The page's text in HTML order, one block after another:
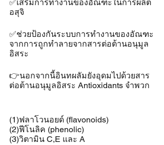
✅เสริมการทำงานของอัณฑะในการผลิต
อสุจิ
✅ช่วยป้องกันระบบการทำงานของอัณฑะ
จากการถูกทำลายจากสารต่อต้านอนุมูล
อิสระ
👉นอกจากนี้อินทผลัมยังอุดมไปด้วยสาร
ต่อต้านอนุมูลอิสระ Antioxidants จำพวก
(1)ฟลาโวนอยด์ (flavonoids)
(2)ฟีโนลิค (phenolic)
(3)วิตามิน C,E และ A